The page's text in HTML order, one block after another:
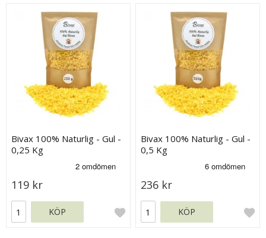
Bivax 100% Naturlig - Gul -
0,25 Kg
119 kr
KÖP
Bivax 100% Naturlig - Gul -
0,5 Kg
236 kr
KÖP